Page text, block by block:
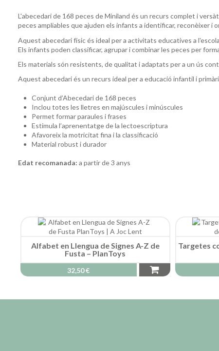
L'abecedari de 168 peces de Miniland és un recurs complet i
peces ampliables que ajuden els infants a identificar, reconèixer i
Aquest abecedari físic és ideal per a activitats educatives a
Els infants poden classificar, agrupar i combinar les peces per
Els materials són resistents, de qualitat i adaptats per a un ús
Aquest abecedari és un recurs ideal per a educació infantil i
Conjunt d’Abecedari de 168 peces
Inclou totes les lletres en majúscules i minúscules
Permet formar paraules i frases
Estimula l’aprenentatge de la lectoescriptura
Afavoreix la motricitat fina i la classificació
Material robust i durador
Edat recomanada: a partir de 3 anys
Alfabet en Llengua de Signes A-Z de
Fusta – PlanToys
32,50 €
Targetes